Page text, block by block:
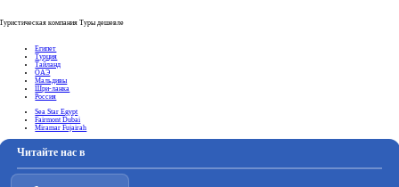
Туристическая компания Туры дешевле
Египет
Турция
Тайланд
ОАЭ
Мальдивы
Шри-ланка
Россия
Sea Star Egypt
Fairmont Dubai
Miramar Fujairah
Читайте нас в